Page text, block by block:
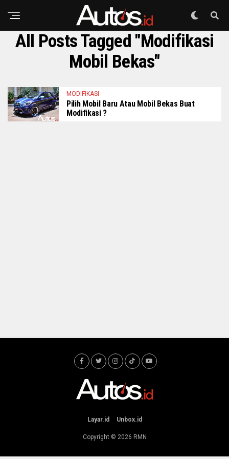
All Posts Tagged "Modifikasi
Mobil Bekas"
MODIFIKASI
Pilih Mobil Baru Atau Mobil Bekas Buat
Modifikasi ?
Layar.id Unbox.id
Copyright © 2026 RMN